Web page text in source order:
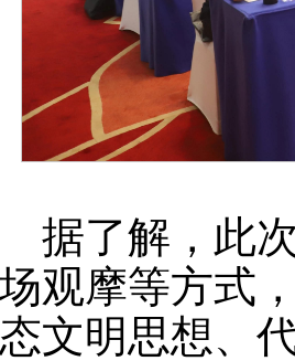
了解，此次
观摩等方式
文明思想、